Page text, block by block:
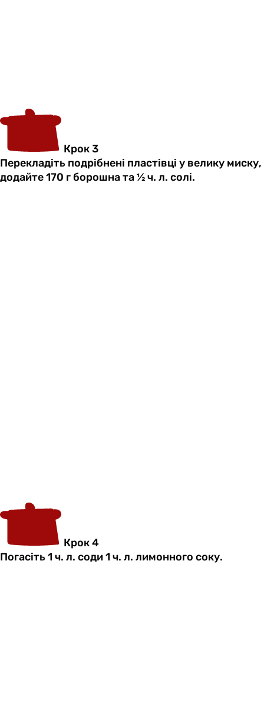
Крок 3
Перекладіть подрібнені пластівці у велику миску,
додайте 170 г борошна та ½ ч. л. солі.
Крок 4
Погасіть 1 ч. л. соди 1 ч. л. лимонного соку.